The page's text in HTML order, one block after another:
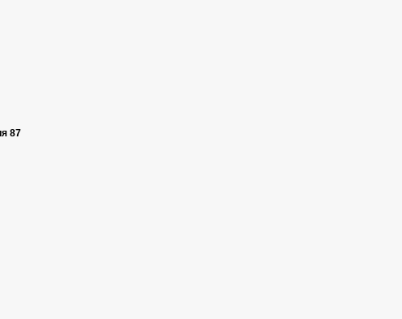
87